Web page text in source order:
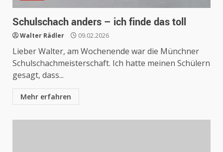
Schulschach anders – ich finde das toll
Walter Rädler 09.02.2026
Lieber Walter, am Wochenende war die Münchner
Schulschachmeisterschaft. Ich hatte meinen Schülern
gesagt, dass...
Mehr erfahren